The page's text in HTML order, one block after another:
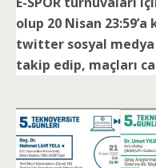
olup 20 Nisan
twitter sosyal medya
takip edip, maçları